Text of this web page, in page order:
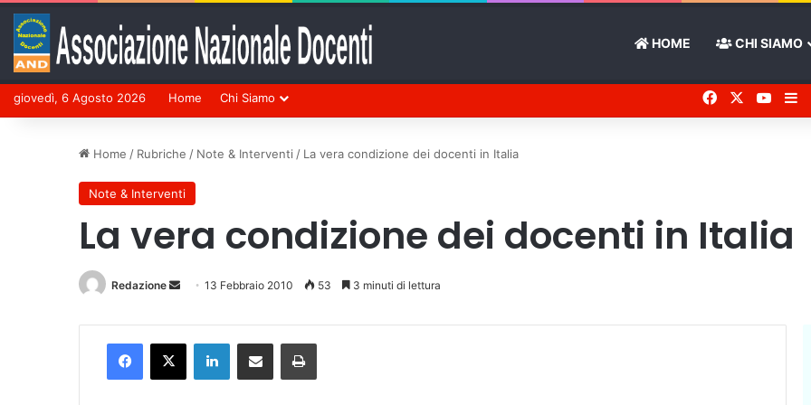
HOME CHI SIAMO
giovedì, 6 Agosto 2026 Home Chi Siamo Facebook You
Home / Rubriche / Note & Interventi / La vera condizione dei docenti in Italia
Note & Interventi
La vera condizione dei docenti in Italia
Redazione
Invia 13 Febbraio 2010 53 3 minuti di lettura